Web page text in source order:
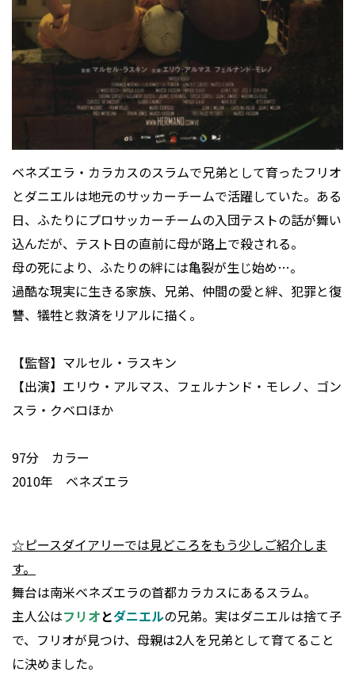
ベネズエラ・カラカスのスラムで兄弟として育ったフリオ
とダニエルは地元のサッカーチームで活躍していた。ある
日、ふたりにプロサッカーチームの入団テストの話が舞い
込んだが、テスト日の直前に母が路上で殺される。
母の死により、ふたりの絆には亀裂が生じ始め…。
過酷な現実に生きる家族、兄弟、仲間の愛と絆、犯罪と復
讐、犠牲と救済をリアルに描く。
【監督】マルセル・ラスキン
【出演】エリウ・アルマス、フェルナンド・モレノ、ゴン
スラ・クベロほか
97分 カラー
2010年 ベネズエラ
☆ピースダイアリーでは見どころをもう少しご紹介しま
す。
舞台は南米ベネズエラの首都カラカスにあるスラム。
主人公はフリオとダニエルの兄弟。実はダニエルは捨て子
で、フリオが見つけ、母親は2人を兄弟として育てること
に決めました。